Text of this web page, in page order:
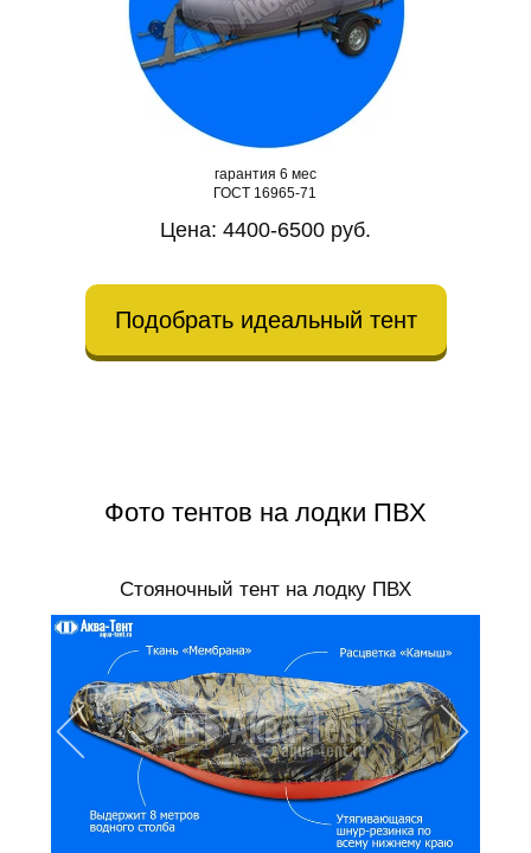
гарантия 6 мес
ГОСТ 16965-71
Цена: 4400-6500 руб.
Подобрать идеальный тент
Фото тентов на лодки ПВХ
Стояночный тент на лодку ПВХ